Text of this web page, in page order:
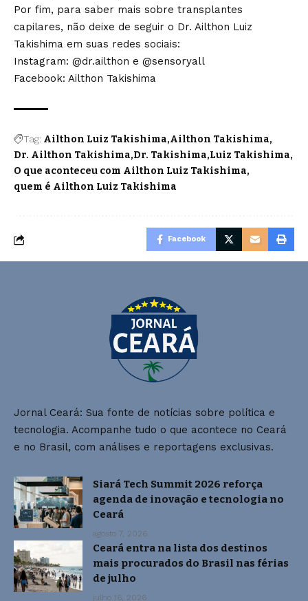
Por fim, para saber mais sobre transplantes
capilares, não deixe de seguir o Dr. Ailthon Luiz
Takishima em suas redes sociais:
Instagram: @dr.ailthon e @sensoryall
Facebook: Ailthon Takishima
Tag: Ailthon Luiz Takishima Ailthon Takishima
Dr. Ailthon Takishima Dr. Takishima Luiz Takishima
O que aconteceu com Ailthon Luiz Takishima
quem é Ailthon Luiz Takishima
Facebook
Jornal Ceará: Sua fonte de notícias sobre política e
tecnologia. Acompanhe tudo o que acontece no Ceará
e no Brasil, com análises e reportagens exclusivas.
Siará Tech Summit 2026 reforça
agenda de inovação e tecnologia no
Ceará
agosto 7, 2026
Ceará entra na lista dos destinos
mais procurados do Brasil nas férias
de julho
julho 16, 2026